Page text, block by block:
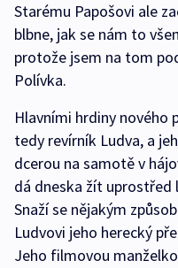
Starému Papošovi ale
blbne, jak se nám to
protože jsem na tom
Polívka.
Hlavními hrdiny nového
tedy revírník Ludva, a
dcerou na samotě v
dá dneska žít uprostřed
Snaží se nějakým
Ludvovi jeho herecký
Jeho filmovou